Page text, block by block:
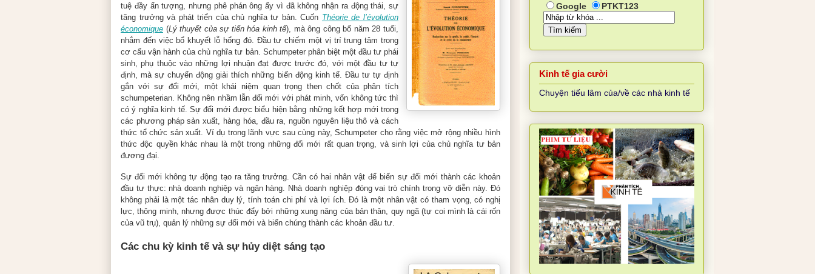
tuệ đầy ấn tượng, nhưng phê phán ông ấy vì đã không nhận ra động thái, sự
tăng trưởng và phát triển của chủ nghĩa tư bản. Cuốn Théorie de l’évolution
économique (Lý thuyết của sự tiến hóa kinh tế), mà ông công bố năm 28 tuổi,
nhắm đến việc bổ khuyết lỗ hổng đó. Đầu tư chiếm một vị trí trung tâm trong
cơ cấu vận hành của chủ nghĩa tư bản. Schumpeter phân biệt một đầu tư phái
sinh, phụ thuộc vào những lợi nhuận đạt được trước đó, với một đầu tư tự
định, mà sự chuyển động giải thích những biến động kinh tế. Đầu tư tự định
gắn với sự đổi mới, một khái niệm quan trọng then chốt của phân tích
schumpeterian. Không nên nhầm lẫn đổi mới với phát minh, vốn không tức thì
có ý nghĩa kinh tế. Sự đổi mới được biểu hiện bằng những kết hợp mới trong
các phương pháp sản xuất, hàng hóa, đầu ra, nguồn nguyên liệu thô và cách
thức tổ chức sản xuất. Ví dụ trong lãnh vực sau cùng này, Schumpeter cho rằng việc mở rộng nhiều hình
thức độc quyền khác nhau là một trong những đổi mới rất quan trọng, và sinh lợi của chủ nghĩa tư bản
đương đại.
Sự đổi mới không tự động tạo ra tăng trưởng. Cần có hai nhân vật để biến sự đổi mới thành các khoản
đầu tư thực: nhà doanh nghiệp và ngân hàng. Nhà doanh nghiệp đóng vai trò chính trong vỡ diễn này. Đó
không phải là một tác nhân duy lý, tính toán chi phí và lợi ích. Đó là một nhân vật có tham vọng, có nghị
lực, thông minh, nhưng được thúc đẩy bởi những xung năng của bản thân, quy ngã (tự coi mình là cái rốn
của vũ trụ), quản lý những sự đổi mới và biến chúng thành các khoản đầu tư.
Các chu kỳ kinh tế và sự hủy diệt sáng tạo
Google PTKT123
Kinh tế gia cười
Chuyện tiếu lâm của/về các nhà kinh tế